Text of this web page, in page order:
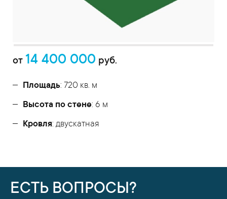
от 14 400 000 руб.
Площадь: 720 кв. м
Высота по стене: 6 м
Кровля: двускатная
ЕСТЬ ВОПРОСЫ?